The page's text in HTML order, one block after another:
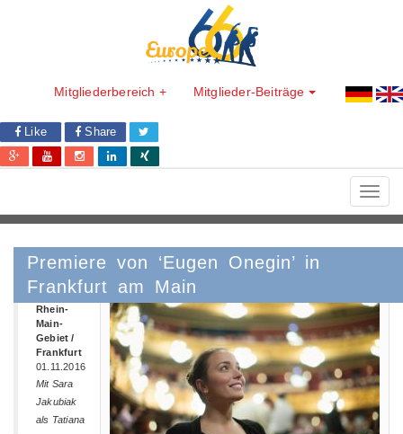
Mitgliederbereich + Mitglieder-Beiträge
Like Share
Premiere von ‘Eugen Onegin’ in
Frankfurt am Main
Hessen /
Rhein-
Main-
Gebiet /
Frankfurt
01.11.2016
Mit Sara
Jakubiak
als Tatiana